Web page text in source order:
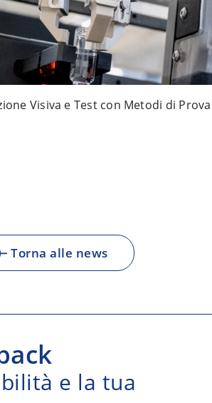
Visiva e Test con Metodi di
Torna alle news
e la tua